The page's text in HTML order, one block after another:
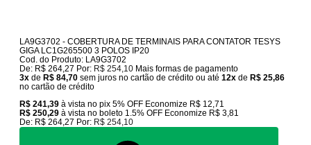
LA9G3702 - COBERTURA DE TERMINAIS PARA CONTATOR TESYS
GIGA LC1G265500 3 POLOS IP20
Cod. do Produto: LA9G3702
De: R$ 264,27 Por: R$ 254,10 Mais formas de pagamento
3x de R$ 84,70 sem juros no cartão de crédito ou até12x de R$ 25,86
no cartão de crédito
R$ 241,39à vista no pix5% OFF Economize R$ 12,71
R$ 250,29à vista no boleto 1.5% OFF Economize R$ 3,81
De: R$ 264,27 Por: R$ 254,10